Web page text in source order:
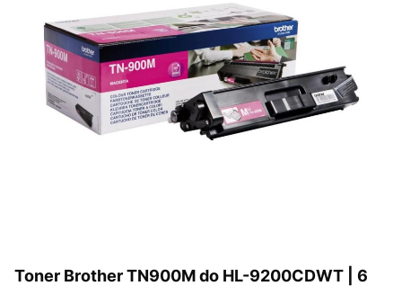
Toner Brother TN900M do HL-9200CDWT | 6